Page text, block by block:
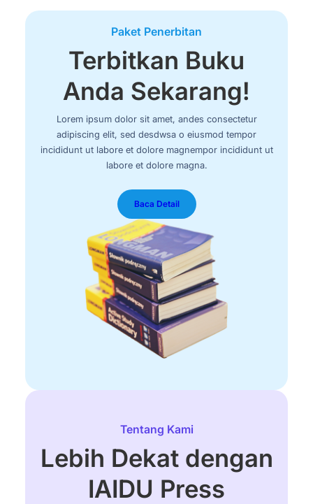
c
Paket Penerbitan
Terbitkan Buku
Anda Sekarang!
Lorem ipsum dolor sit amet, andes consectetur
adipiscing elit, sed desdwsa o eiusmod tempor
incididunt ut labore et dolore magnempor incididunt ut
labore et dolore magna.
Baca Detail
Tentang Kami
Lebih Dekat dengan
IAIDU Press